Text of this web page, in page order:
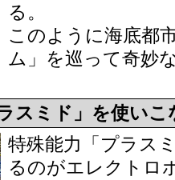
る。
このように海底都
ム」を巡って奇妙
スミド」を使いこ
特殊能力「プラス
るのがエレクトロ